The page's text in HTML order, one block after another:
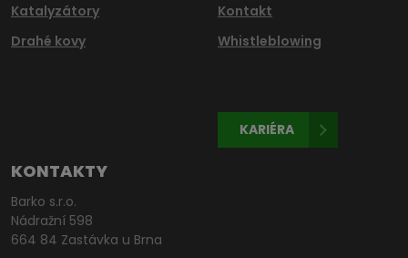
Katalyzátory
Drahé kovy
Kontakt
Whistleblowing
KARIÉRA
KONTAKTY
Barko s.r.o.
Nádražní 598
664 84 Zastávka u Brna